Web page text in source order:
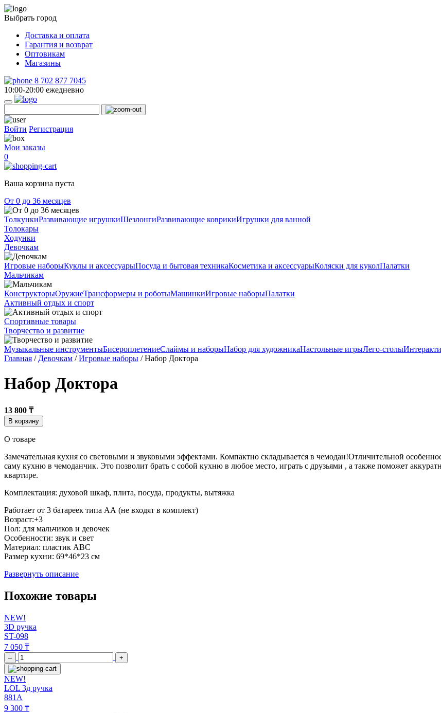
Выбрать город
Доставка и оплата
Гарантия и возврат
Оптовикам
Магазины
8 702 877 7045
10:00-20:00 ежедневно
Войти Регистрация
Мои заказы
0
Ваша корзина пуста
От 0 до 36 месяцев
ТолкункиРазвивающие игрушкиШезлонгиРазвивающие коврикиИгрушки для ванной
Толокары
Ходунки
Девочкам
Игровые наборыКуклы и аксессуарыПосуда и бытовая техникаКосметика и аксессуарыКоляски для куколПалатки
Мальчикам
КонструкторыОружиеТрансформеры и роботыМашинкиИгровые наборыПалатки
Активный отдых и спорт
Спортивные товары
Творчество и развитие
Музыкальные инструментыБисероплетениеСлаймы и наборыНабор для художникаНастольные игрыЛего-столы
Главная / Девочкам /Игровые наборы / Набор Доктора
Набор Доктора
13 800 ₸
В корзину
О товаре
Замечательная кухня со световыми и звуковыми эффектами. Компактно складывается в чемодан!Отличительной
саму кухню в чемоданчик. Это позволит брать с собой кухню в любое место, играть с друзьями , а также поможет
квартире.
Комплектация: духовой шкаф, плита, посуда, продукты, вытяжка
Работает от 3 батареек типа АА (не входят в комплект)
Возраст:+3
Пол: для мальчиков и девочек
Особенности: звук и свет
Материал: пластик АВС
Размер кухни: 69*46*23 см
Развернуть описание
Похожие товары
NEW!
3D ручка
ST-098
7 050 ₸
– +
NEW!
LOL 3д ручка
881A
9 300 ₸